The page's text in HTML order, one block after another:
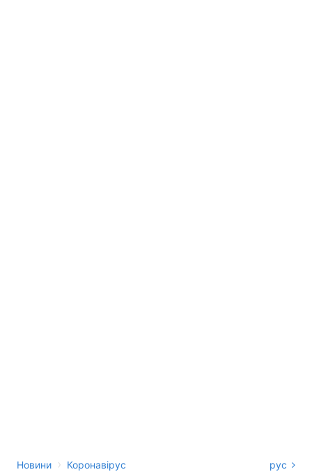
Новини › Коронавірус рус